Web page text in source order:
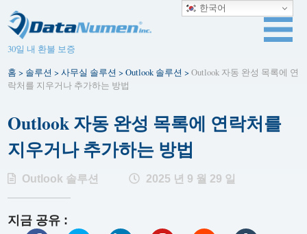
30일 내 환불 보증
홈 > 솔루션 >사무실 솔루션 >Outlook 솔루션 >Outlook 자동 완성 목록에 연
락처를 지우거나 추가하는 방법
Outlook 자동 완성 목록에 연락처를
지우거나 추가하는 방법
Outlook 솔루션 2025 년 9 월 29 일
지금 공유 :
한국어